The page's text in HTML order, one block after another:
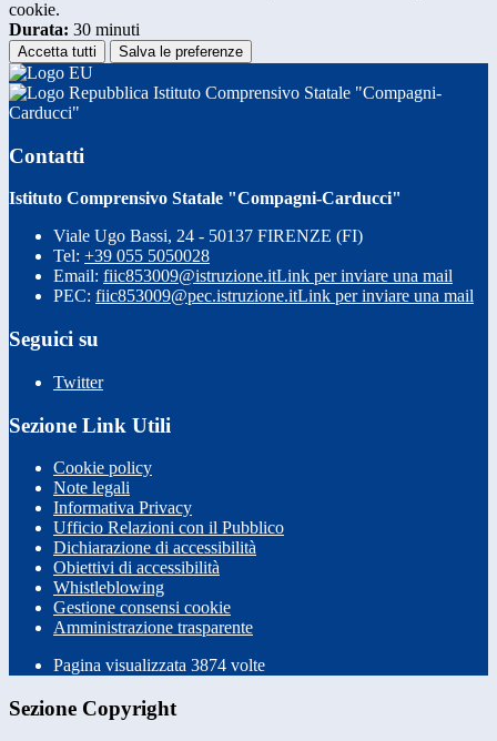
cookie.
Durata: 30 minuti
Accetta tutti Salva le preferenze
Istituto Comprensivo Statale "Compagni-
Carducci"
Contatti
Istituto Comprensivo Statale "Compagni-Carducci"
Viale Ugo Bassi, 24 - 50137 FIRENZE (FI)
Tel: +39 055 5050028
Email: fiic853009@istruzione.itLink per inviare una mail
PEC: fiic853009@pec.istruzione.itLink per inviare una mail
Seguici su
Twitter
Sezione Link Utili
Cookie policy
Note legali
Informativa Privacy
Ufficio Relazioni con il Pubblico
Dichiarazione di accessibilità
Obiettivi di accessibilità
Whistleblowing
Gestione consensi cookie
Amministrazione trasparente
Pagina visualizzata 3874 volte
Sezione Copyright